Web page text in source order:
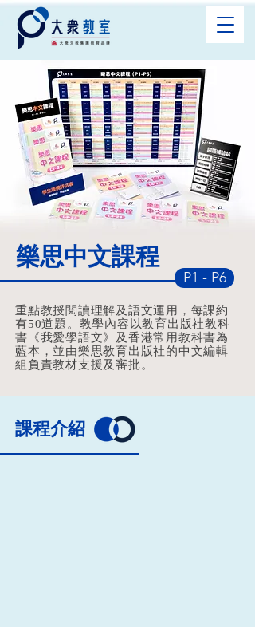
P1 - P6
樂思中文課程
重點教授閱讀理解及語文運用，每課約
有50道題。教學內容以教育出版社教科
書《我愛學語文》及香港常用教科書為
藍本，並由樂思教育出版社的中文編輯
組負責教材支援及審批。
​課程介紹